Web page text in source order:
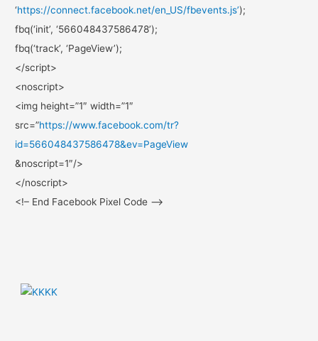
‘https://connect.facebook.net/en_US/fbevents.js’);
fbq(‘init’, ‘566048437586478’);
fbq(‘track’, ‘PageView’);
</script>
<noscript>
<img height=”1″ width=”1″
src=”https://www.facebook.com/tr?
id=566048437586478&ev=PageView
&noscript=1″/>
</noscript>
<!– End Facebook Pixel Code –>